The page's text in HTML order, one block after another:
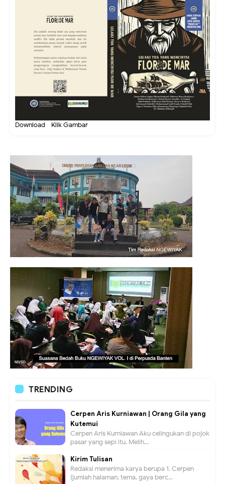
Download - Klik Gambar
TRENDING
Cerpen Aris Kurniawan | Orang Gila yang
Kutemui
Cerpen Aris Kurniawan Aku celingukan di pojok
pasar yang sepi itu. Melih...
Kirim Tulisan
Redaksi menerima karya berupa 1. Cerpen
(jumlah halaman, tema, gaya berc...